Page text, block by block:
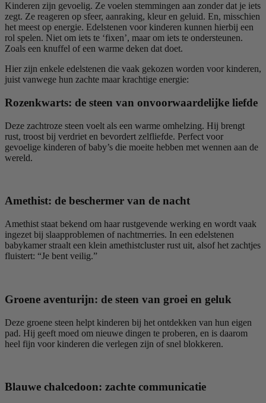
Kinderen zijn gevoelig. Ze voelen stemmingen aan zonder dat je iets
zegt. Ze reageren op sfeer, aanraking, kleur en geluid. En, misschien
het meest op energie. Edelstenen voor kinderen kunnen hierbij een
rol spelen. Niet om iets te ‘fixen’, maar om iets te ondersteunen.
Zoals een knuffel of een warme deken dat doet.
Hier zijn enkele edelstenen die vaak gekozen worden voor kinderen,
juist vanwege hun zachte maar krachtige energie:
Rozenkwarts: de steen van onvoorwaardelijke liefde
Deze zachtroze steen voelt als een warme omhelzing. Hij brengt
rust, troost bij verdriet en bevordert zelfliefde. Perfect voor
gevoelige kinderen of baby’s die moeite hebben met wennen aan de
wereld.
Amethist: de beschermer van de nacht
Amethist staat bekend om haar rustgevende werking en wordt vaak
ingezet bij slaapproblemen of nachtmerries. In een edelstenen
babykamer straalt een klein amethistcluster rust uit, alsof het zachtjes
fluistert: “Je bent veilig.”
Groene aventurijn: de steen van groei en geluk
Deze groene steen helpt kinderen bij het ontdekken van hun eigen
pad. Hij geeft moed om nieuwe dingen te proberen, en is daarom
heel fijn voor kinderen die verlegen zijn of snel blokkeren.
Blauwe chalcedoon: zachte communicatie